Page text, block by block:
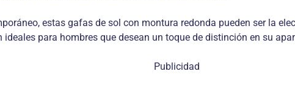
estas gafas de sol con montura redonda pueden ser la
para hombres que desean un toque de distinción en su
Publicidad